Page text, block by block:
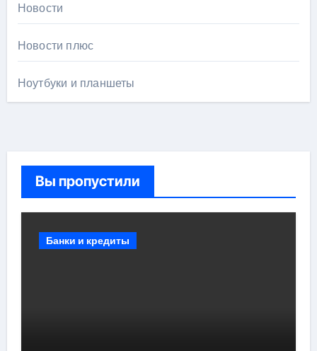
Новости
Новости плюс
Ноутбуки и планшеты
Вы пропустили
Банки и кредиты